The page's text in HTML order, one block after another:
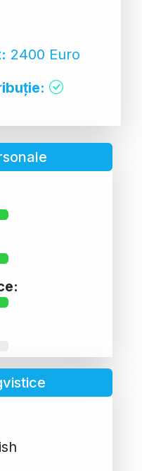
2400 Euro